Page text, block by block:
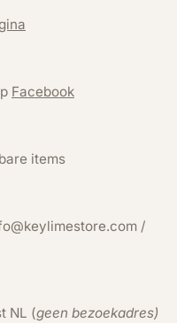
Facebook
items
/
NL (geen bezoekadres)